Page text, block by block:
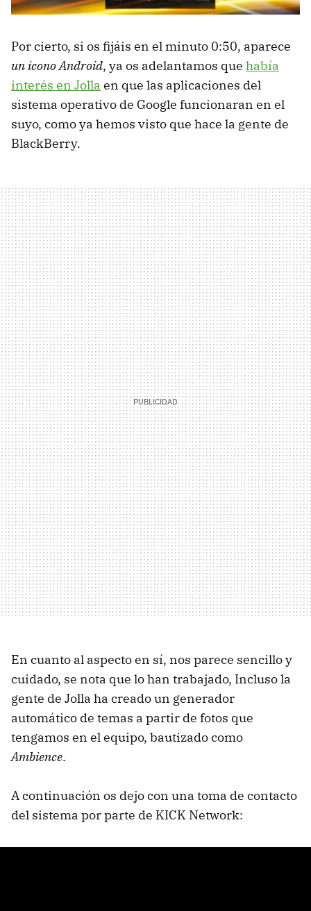
Por cierto, si os fijáis en el minuto 0:50, aparece
un icono Android, ya os adelantamos que había
interés en Jolla en que las aplicaciones del
sistema operativo de Google funcionaran en el
suyo, como ya hemos visto que hace la gente de
BlackBerry.
En cuanto al aspecto en sí, nos parece sencillo y
cuidado, se nota que lo han trabajado, Incluso la
gente de Jolla ha creado un generador
automático de temas a partir de fotos que
tengamos en el equipo, bautizado como
Ambience.
A continuación os dejo con una toma de contacto
del sistema por parte de KICK Network: